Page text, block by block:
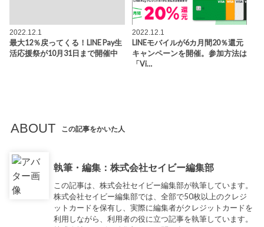
2022.12.1
最大12％戻ってくる！LINE Pay生
活応援祭が10月31日まで開催中
2022.12.1
LINEモバイルが6カ月間20％還元
キャンペーンを開催。参加方法は
「Vi…
ABOUT この記事をかいた人
執筆・編集：株式会社セイビー編集部
この記事は、株式会社セイビー編集部が執筆しています。
株式会社セイビー編集部では、全部で50枚以上のクレジ
ットカードを保有し、実際に編集者がクレジットカードを
利用しながら、利用者の役に立つ記事を執筆しています。